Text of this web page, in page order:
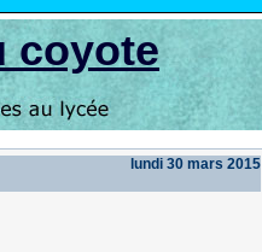
coyote
lundi 30 mars 2015